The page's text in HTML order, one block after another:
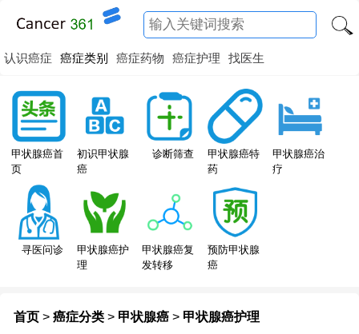
认识癌症 癌症类别 癌症药物 癌症护理 找医生
甲状腺癌首
页
初识甲状腺
癌
诊断筛查
甲状腺癌特
药
甲状腺癌治
疗
寻医问诊
甲状腺癌护
理
甲状腺癌复
发转移
预防甲状腺
癌
首页 > 癌症分类 > 甲状腺癌 > 甲状腺癌护理